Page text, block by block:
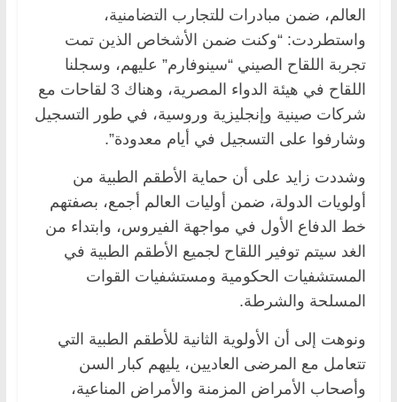
العالم، ضمن مبادرات للتجارب التضامنية،
واستطردت: “وكنت ضمن الأشخاص الذين تمت
تجربة اللقاح الصيني “سينوفارم” عليهم، وسجلنا
اللقاح في هيئة الدواء المصرية، وهناك 3 لقاحات مع
شركات صينية وإنجليزية وروسية، في طور التسجيل
وشارفوا على التسجيل في أيام معدودة”.
وشددت زايد على أن حماية الأطقم الطبية من
أولويات الدولة، ضمن أوليات العالم أجمع، بصفتهم
خط الدفاع الأول في مواجهة الفيروس، وابتداء من
الغد سيتم توفير اللقاح لجميع الأطقم الطبية في
المستشفيات الحكومية ومستشفيات القوات
المسلحة والشرطة.
ونوهت إلى أن الأولوية الثانية للأطقم الطبية التي
تتعامل مع المرضى العاديين، يليهم كبار السن
وأصحاب الأمراض المزمنة والأمراض المناعية،